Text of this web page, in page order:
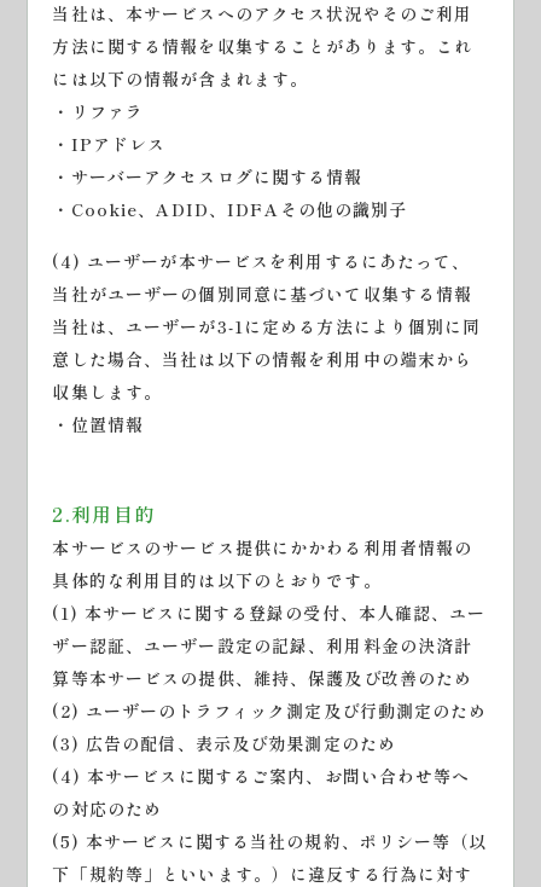
当社は、本サービスへのアクセス状況やそのご利用
方法に関する情報を収集することがあります。これ
には以下の情報が含まれます。
・リファラ
・IPアドレス
・サーバーアクセスログに関する情報
・Cookie、ADID、IDFAその他の識別子
(4) ユーザーが本サービスを利用するにあたって、
当社がユーザーの個別同意に基づいて収集する情報
当社は、ユーザーが3-1に定める方法により個別に同
意した場合、当社は以下の情報を利用中の端末から
収集します。
・位置情報
2.利用目的
本サービスのサービス提供にかかわる利用者情報の
具体的な利用目的は以下のとおりです。
(1) 本サービスに関する登録の受付、本人確認、ユー
ザー認証、ユーザー設定の記録、利用料金の決済計
算等本サービスの提供、維持、保護及び改善のため
(2) ユーザーのトラフィック測定及び行動測定のため
(3) 広告の配信、表示及び効果測定のため
(4) 本サービスに関するご案内、お問い合わせ等へ
の対応のため
(5) 本サービスに関する当社の規約、ポリシー等（以
下「規約等」といいます。）に違反する行為に対す